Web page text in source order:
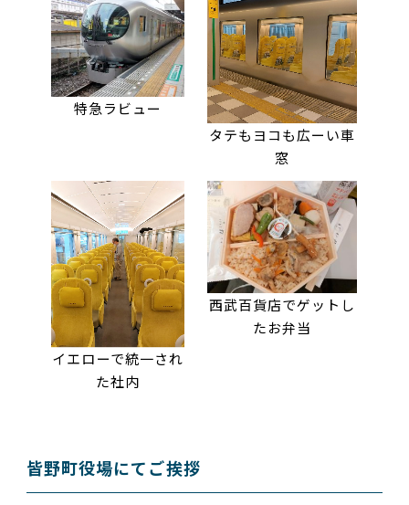
特急ラビュー
タテもヨコも広ーい車
窓
イエローで統一され
た社内
西武百貨店でゲットし
たお弁当
皆野町役場にてご挨拶